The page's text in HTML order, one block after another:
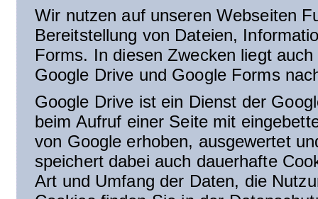
Wir nutzen auf unseren Webseiten
Bereitstellung von Dateien,
Forms. In diesen Zwecken liegt
Google Drive und Google Forms
Google Drive ist ein Dienst der
beim Aufruf einer Seite mit
von Google erhoben, ausgewertet
speichert dabei auch dauerhafte
Art und Umfang der Daten, die